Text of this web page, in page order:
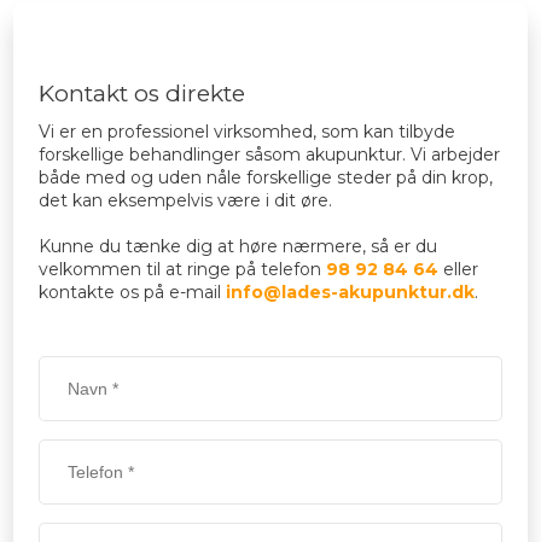
Kontakt os direkte​
​Vi er en professionel virksomhed, som kan tilbyde
forskellige behandlinger såsom akupunktur. Vi arbejder
både med og uden nåle forskellige steder på din krop,
det kan eksempelvis være i dit øre.
Kunne du tænke dig at høre nærmere, så er du
velkommen til at ringe på telefon 98 92 84 64 eller
kontakte os på e-mail info@lades-akupunktur.dk.